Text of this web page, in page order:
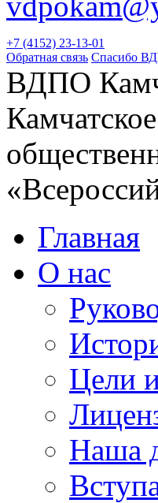
+7 (4152) 23-13-01
Обратная связь Спасибо
ВДПО
Главная
О нас
Цели
Наша